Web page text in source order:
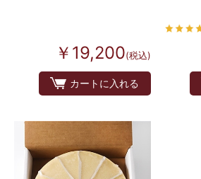
￥19,200(税込)
カートに入れる
ック